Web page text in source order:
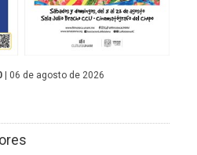
| 06 de agosto de 2026